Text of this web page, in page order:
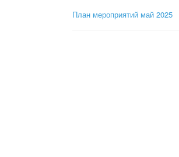
План мероприятий май 2025